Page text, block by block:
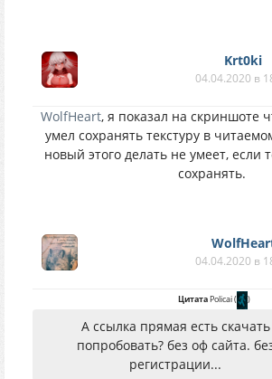
Krt0ki
04.04.2020 в
WolfHeart, я показал на скриншоте
умел сохранять текстуру в
новый этого делать не умеет, если
сохранять.
04.04.2020 в
ЦитатаPolicai( )
А ссылка прямая есть скачать
попробовать? без оф сайта.
регистрации...